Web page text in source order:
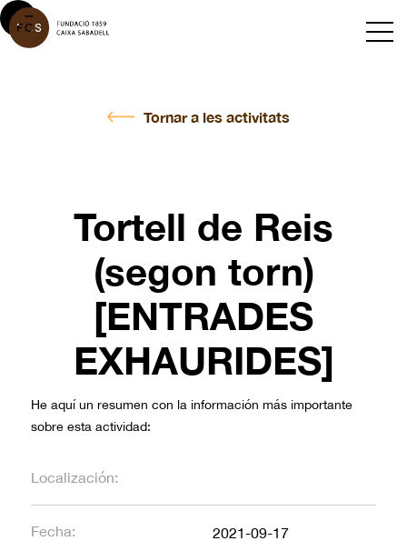
Tornar a les activitats
Tortell de Reis
(segon torn)
[ENTRADES
EXHAURIDES]
He aquí un resumen con la información más importante
sobre esta actividad:
Localización:
Fecha: 2021-09-17